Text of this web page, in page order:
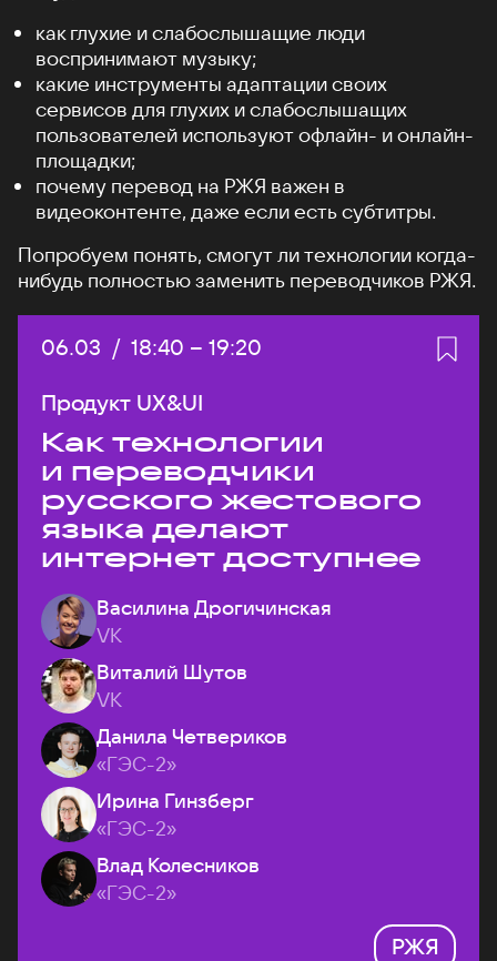
как глухие и слабослышащие люди
воспринимают музыку;
какие инструменты адаптации своих
сервисов для глухих и слабослышащих
пользователей используют офлайн- и онлайн-
площадки;
почему перевод на РЖЯ важен в
видеоконтенте, даже если есть субтитры.
Попробуем понять, смогут ли технологии когда-
нибудь полностью заменить переводчиков РЖЯ.
Дата:
06.03 / Начало:
18:40 – Конец:
19:20
Продукт UX&UI
Как технологии
и переводчики
русского жестового
языка делают
интернет доступнее
Василина Дрогичинская
VK
Виталий Шутов
VK
Данила Четвериков
«ГЭС-2»
Ирина Гинзберг
«ГЭС-2»
Влад Колесников
«ГЭС-2»
РЖЯ